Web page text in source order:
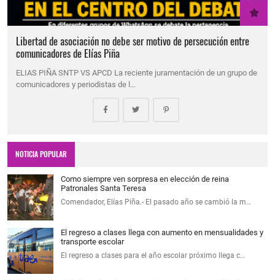
Libertad de asociación no debe ser motivo de persecución entre
comunicadores de Elías Piña
ELIAS PIÑA SNTP VS APCD La reciente juramentación de un grupo de
comunicadores y periodistas de l…
NOTICIA POPULAR
Como siempre ven sorpresa en elección de reina
Patronales Santa Teresa
Comendador, Elías Piña.- El pasado año se cambió la m…
El regreso a clases llega con aumento en mensualidades y
transporte escolar
El regreso a clases para el año escolar próximo llega c…